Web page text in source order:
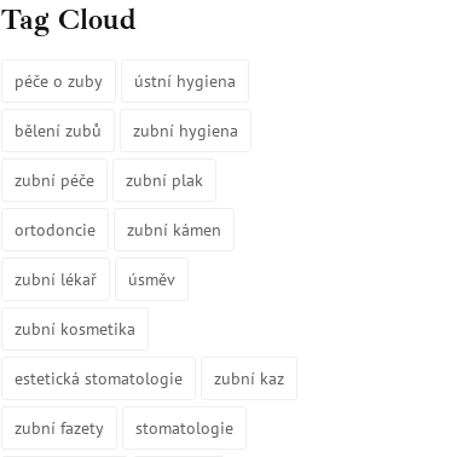
Tag Cloud
péče o zuby ústní hygiena
bělení zubů zubní hygiena
zubní péče zubní plak
ortodoncie zubní kámen
zubní lékař úsměv
zubní kosmetika
estetická stomatologie zubní kaz
zubní fazety stomatologie